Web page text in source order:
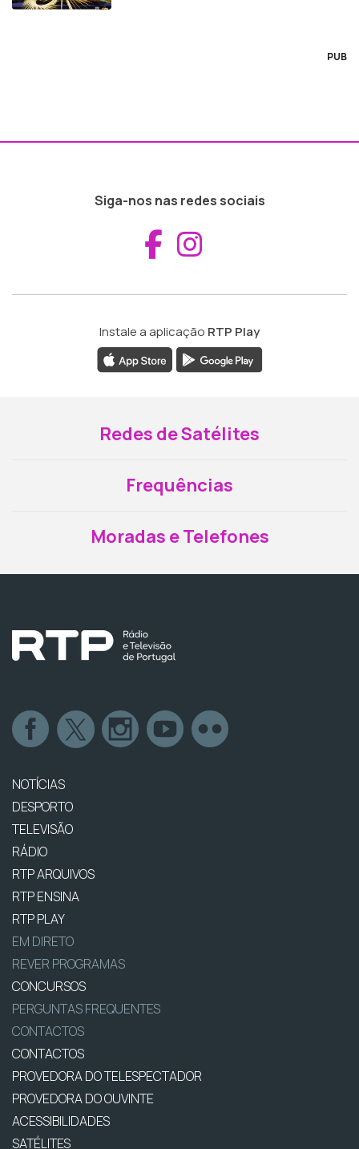
PUB
Siga-nos nas redes sociais
Aceder ao
Instale a aplicação RTP Play
Redes de Satélites
Frequências
Moradas e Telefones
NOTÍCIAS
DESPORTO
TELEVISÃO
RÁDIO
RTP ARQUIVOS
RTP ENSINA
RTP PLAY
EM DIRETO
REVER PROGRAMAS
CONCURSOS
PERGUNTAS FREQUENTES
CONTACTOS
CONTACTOS
PROVEDORA DO TELESPECTADOR
PROVEDORA DO OUVINTE
ACESSIBILIDADES
SATÉLITES